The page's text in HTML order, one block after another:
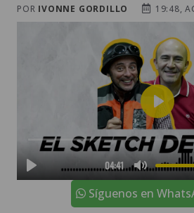
POR IVONNE GORDILLO 19:48,
Síguenos en